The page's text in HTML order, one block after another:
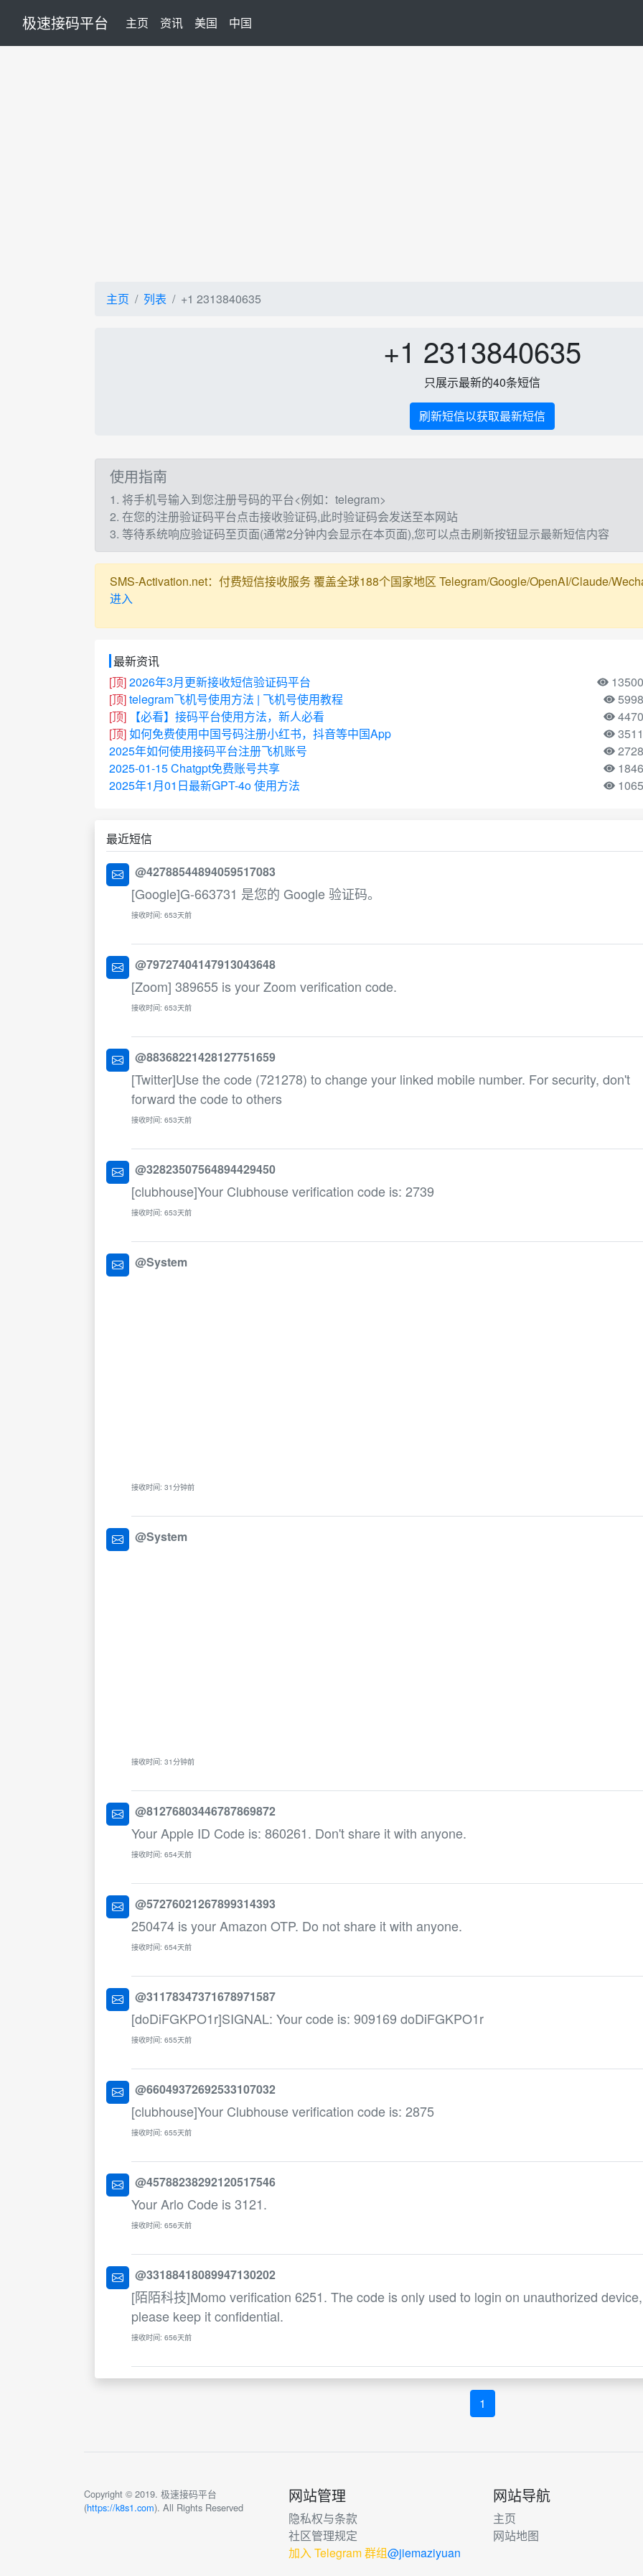
极速接码平台 主页 (current)
资讯 美国 中国
主页 列表 +1 2313840635
+1 2313840635
只展示最新的40条短信
刷新短信以获取最新短信
使用指南
1. 将手机号输入到您注册号码的平台<例如：telegram>
2. 在您的注册验证码平台点击接收验证码,此时验证码会发送至本网站
3. 等待系统响应验证码至页面(通常2分钟内会显示在本页面),您可以点击刷新按钮显示最新短信内容
SMS-Activation.net：付费短信接收服务 覆盖全球188个国家地区 Telegram/Google/OpenAI/Claude/
进入
最新资讯
[顶]2026年3月更新接收短信验证码平台
[顶]telegram飞机号使用方法 | 飞机号使用教程
[顶]
【必看】接码平台使用方法，新人必看
[顶]如何免费使用中国号码注册小红书，抖音等中国App
2025年如何使用接码平台注册飞机账号
2025-01-15 Chatgpt免费账号共享
2025年1月01日最新GPT-4o 使用方法
最近短信
@42788544894059517083
[Google]G-663731 是您的 Google 验证码。
接收时间: 653天前
@79727404147913043648
[Zoom] 389655 is your Zoom verification code.
接收时间: 653天前
@88368221428127751659
[Twitter]Use the code (721278) to change your linked mobile number. For security, don't
forward the code to others
接收时间: 653天前
@32823507564894429450
[clubhouse]Your Clubhouse verification code is: 2739
接收时间: 653天前
@System
接收时间: 31分钟前
@System
接收时间: 31分钟前
@81276803446787869872
Your Apple ID Code is: 860261. Don't share it with anyone.
接收时间: 654天前
@57276021267899314393
250474 is your Amazon OTP. Do not share it with anyone.
接收时间: 654天前
@31178347371678971587
[doDiFGKPO1r]SIGNAL: Your code is: 909169 doDiFGKPO1r
接收时间: 655天前
@66049372692533107032
[clubhouse]Your Clubhouse verification code is: 2875
接收时间: 655天前
@45788238292120517546
Your Arlo Code is 3121.
接收时间: 656天前
@33188418089947130202
[陌陌科技]Momo verification 6251. The code is only used to login on unauthorized device,
please keep it confidential.
接收时间: 656天前
1
Copyright © 2019. 极速接码平台
(https://k8s1.com). All Rights Reserved
网站管理
隐私权与条款
社区管理规定
加入 Telegram 群组@jiemaziyuan
网站导航
主页
网站地图